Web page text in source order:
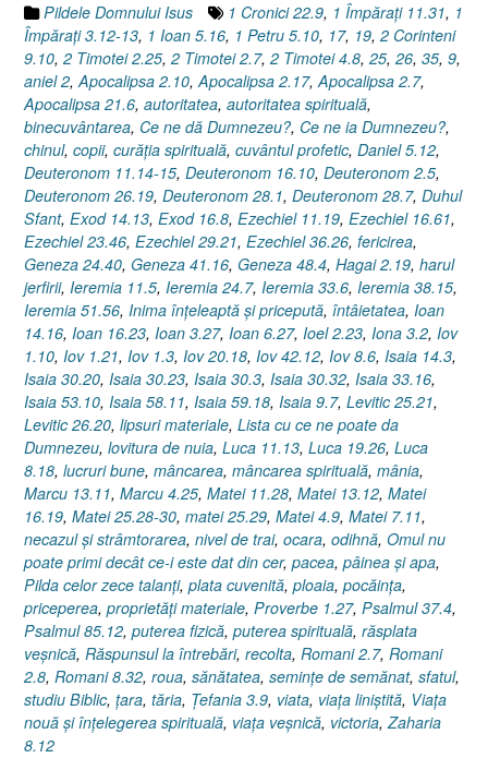
dă
/
ia)”
Pildele Domnului Isus 1 Cronici 22.9, 1 Împăraţi 11.31, 1
Împăraţi 3.12-13, 1 Ioan 5.16, 1 Petru 5.10, 17, 19, 2 Corinteni
9.10, 2 Timotei 2.25, 2 Timotei 2.7, 2 Timotei 4.8, 25, 26, 35, 9,
aniel 2,Apocalipsa 2.10,Apocalipsa 2.17,Apocalipsa 2.7,
Apocalipsa 21.6, autoritatea, autoritatea spirituală,
binecuvântarea, Ce ne dă Dumnezeu?, Ce ne ia Dumnezeu?,
chinul, copii, curăţia spirituală, cuvântul profetic, Daniel 5.12,
Deuteronom 11.14-15, Deuteronom 16.10, Deuteronom 2.5,
Deuteronom 26.19, Deuteronom 28.1, Deuteronom 28.7, Duhul
Sfant, Exod 14.13, Exod 16.8, Ezechiel 11.19, Ezechiel 16.61,
Ezechiel 23.46, Ezechiel 29.21, Ezechiel 36.26, fericirea,
Geneza 24.40, Geneza 41.16, Geneza 48.4, Hagai 2.19, harul
jerfirii, Ieremia 11.5, Ieremia 24.7, Ieremia 33.6, Ieremia 38.15,
Ieremia 51.56, Inima înţeleaptă şi pricepută, întâietatea, Ioan
14.16, Ioan 16.23, Ioan 3.27, Ioan 6.27, Ioel 2.23, Iona 3.2, Iov
1.10, Iov 1.21, Iov 1.3, Iov 20.18, Iov 42.12, Iov 8.6, Isaia 14.3,
Isaia 30.20, Isaia 30.23, Isaia 30.3, Isaia 30.32, Isaia 33.16,
Isaia 53.10, Isaia 58.11, Isaia 59.18, Isaia 9.7, Levitic 25.21,
Levitic 26.20, lipsuri materiale, Lista cu ce ne poate da
Dumnezeu, lovitura de nuia, Luca 11.13, Luca 19.26, Luca
8.18, lucruri bune, mâncarea, mâncarea spirituală, mânia,
Marcu 13.11, Marcu 4.25, Matei 11.28, Matei 13.12, Matei
16.19, Matei 25.28-30, matei 25.29, Matei 4.9, Matei 7.11,
necazul şi strâmtorarea, nivel de trai, ocara, odihnă, Omul nu
poate primi decât ce-i este dat din cer, pacea, pâinea şi apa,
Pilda celor zece talanţi, plata cuvenită, ploaia, pocăinţa,
priceperea, proprietăţi materiale, Proverbe 1.27, Psalmul 37.4,
Psalmul 85.12, puterea fizică, puterea spirituală, răsplata
veşnică, Răspunsul la întrebări, recolta, Romani 2.7, Romani
2.8, Romani 8.32, roua, sănătatea, seminţe de semănat, sfatul,
studiu Biblic, ţara, tăria, Ţefania 3.9, viata, viaţa liniştită, Viaţa
nouă şi înţelegerea spirituală, viaţa veşnică, victoria,Zaharia
8.12